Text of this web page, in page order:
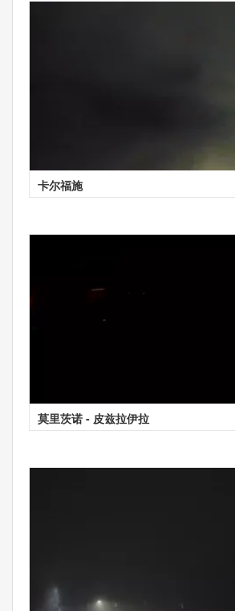
卡尔福施
莫里茨诺 - 皮兹拉伊拉